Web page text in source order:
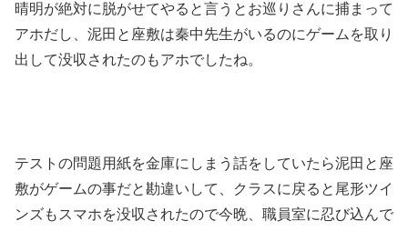
晴明が絶対に脱がせてやると言うとお巡りさんに捕まって
アホだし、泥田と座敷は秦中先生がいるのにゲームを取り
出して没収されたのもアホでしたね。
テストの問題用紙を金庫にしまう話をしていたら泥田と座
敷がゲームの事だと勘違いして、クラスに戻ると尾形ツイ
ンズもスマホを没収されたので今晩、職員室に忍び込んで